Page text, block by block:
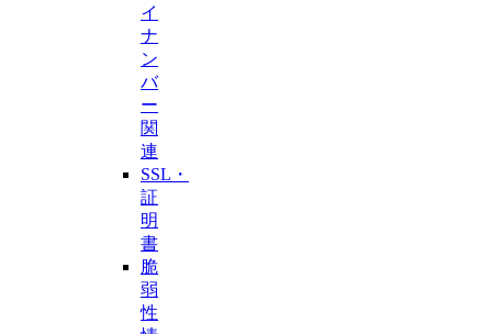
イ
ナ
ン
バ
ー
関
連
SSL・
証
明
書
脆
弱
性